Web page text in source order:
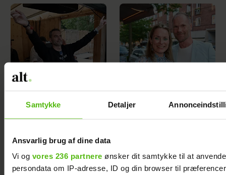
Samtykke Detaljer
Ansvarlig brug af dine data
Vi og vores 236 partnere ønsker dit samtykke til at
persondata om IP-adresse, ID og din browser til
Se videoen: Jesper
Alexanndra
familieforøgelse